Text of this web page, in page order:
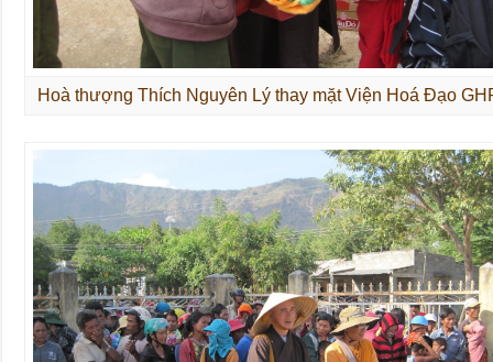
Hoà thượng Thích Nguyên Lý thay mặt Viện Hoá Đạo